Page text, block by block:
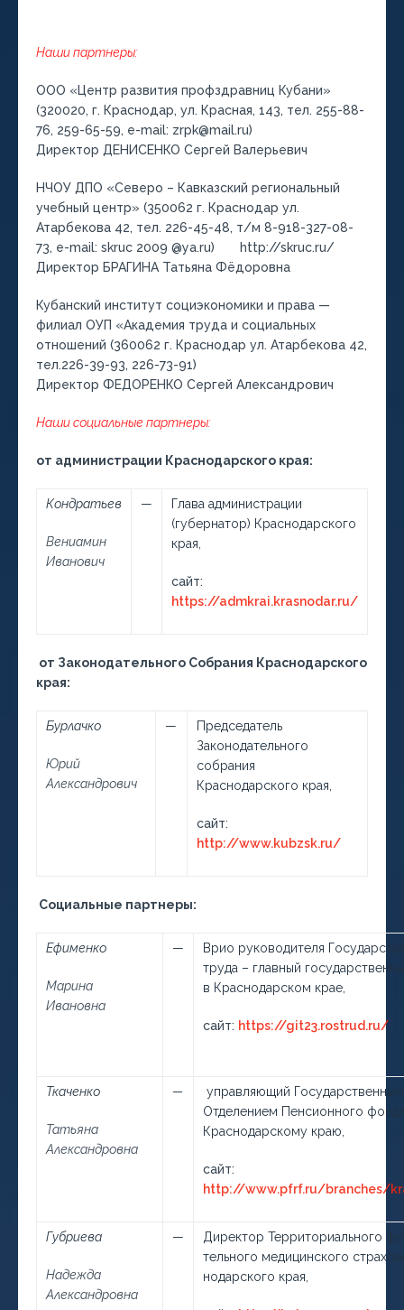
Наши партнеры:
ООО «Центр развития профздравниц Кубани»
(320020, г. Краснодар, ул. Красная, 143, тел. 255-88-
76, 259-65-59, е-mail: zrpk@mail.ru)
Директор ДЕНИСЕНКО Сергей Валерьевич
НЧОУ ДПО «Северо – Кавказский региональный
учебный центр» (350062 г. Краснодар ул.
Атарбекова 42, тел. 226-45-48, т/м 8-918-327-08-
73, е-mail: skruc 2009 @ya.ru) http://skruc.ru/
Директор БРАГИНА Татьяна Фёдоровна
Кубанский институт социэкономики и права —
филиал ОУП «Академия труда и социальных
отношений (360062 г. Краснодар ул. Атарбекова 42,
тел.226-39-93, 226-73-91)
Директор ФЕДОРЕНКО Сергей Александрович
Наши социальные партнеры:
от администрации Краснодарского края:
Кондратьев
Вениамин
Иванович
—
Глава администрации
(губернатор) Краснодарского
края,
сайт:
https://admkrai.krasnodar.ru/
от Законодательного Собрания Краснодарского
края:
Бурлачко
Юрий
Александрович
—
Председатель
Законодательного
собрания
Краснодарского края,
сайт:
http://www.kubzsk.ru/
Социальные партнеры:
Ефименко
Марина
Ивановна
—
Врио руководителя
труда – главный
в Краснодарском крае,
сайт: https://git23.rostrud.ru/
Ткаченко
Татьяна
Александровна
—
управляющий
Отделением Пенсионного
Краснодарскому краю,
сайт:
http://www.pfrf.ru/branches/
Губриева
Надежда
Александровна
—
Директор Территориального
тельного медицинского
нодарского края,